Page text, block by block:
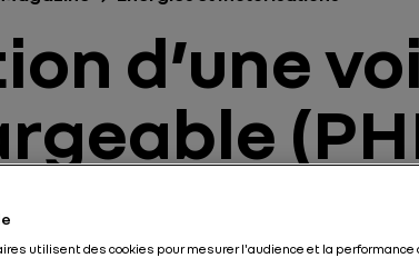
d’une
motorisations
utilisent des cookies pour mesurer l'audience et la performance